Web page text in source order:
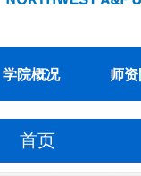
学院概况 师
首页